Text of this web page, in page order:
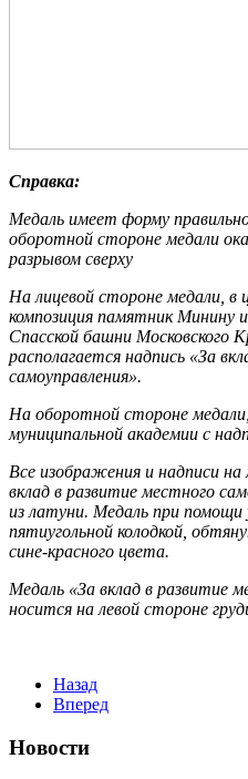
Справка:
Медаль имеет форму
оборотной стороне медали
разрывом сверху
На лицевой стороне медали, в
композиция памятник Минину
Спасской башни Московского
располагается надпись «За
самоуправления».
На оборотной стороне
муниципальной академии с
Все изображения и надписи
вклад в развитие местного
из латуни. Медаль при помощи
пятиугольной колодкой,
сине-красного цвета.
Медаль «За вклад в развитие
носится на левой стороне
Назад
Вперед
Новости